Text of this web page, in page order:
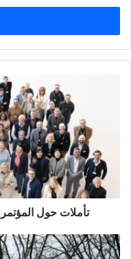
الإلكتروني
لمعرض
دروبا
تأملات حول
دروبا
2024